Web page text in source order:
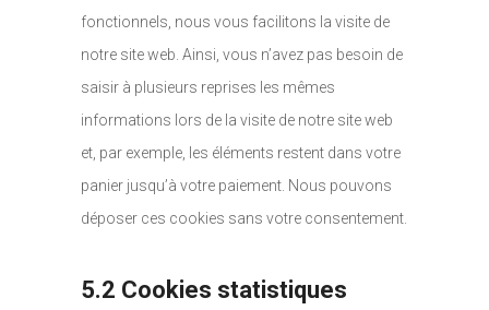
fonctionnels, nous vous facilitons la visite de
notre site web. Ainsi, vous n’avez pas besoin de
saisir à plusieurs reprises les mêmes
informations lors de la visite de notre site web
et, par exemple, les éléments restent dans votre
panier jusqu’à votre paiement. Nous pouvons
déposer ces cookies sans votre consentement.
5.2 Cookies statistiques